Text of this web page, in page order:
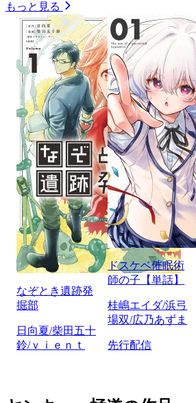
もっと見る
なぞとき遺跡発
掘部
日向夏/柴田五十
鈴/ｖｉｅｎｔ
ドスケベ催眠術
師の子【単話】
桂嶋エイダ/浜弓
場双/広乃あずま
先行配信